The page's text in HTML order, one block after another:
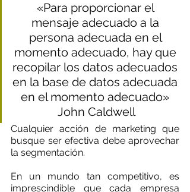
«Para proporcionar el
mensaje adecuado a la
persona adecuada en el
momento adecuado, hay que
recopilar los datos adecuados
en la base de datos adecuada
en el momento adecuado»
John Caldwell
Cualquier acción de marketing que
busque ser efectiva debe aprovechar
la segmentación.
En un mundo tan competitivo, es
imprescindible que cada empresa